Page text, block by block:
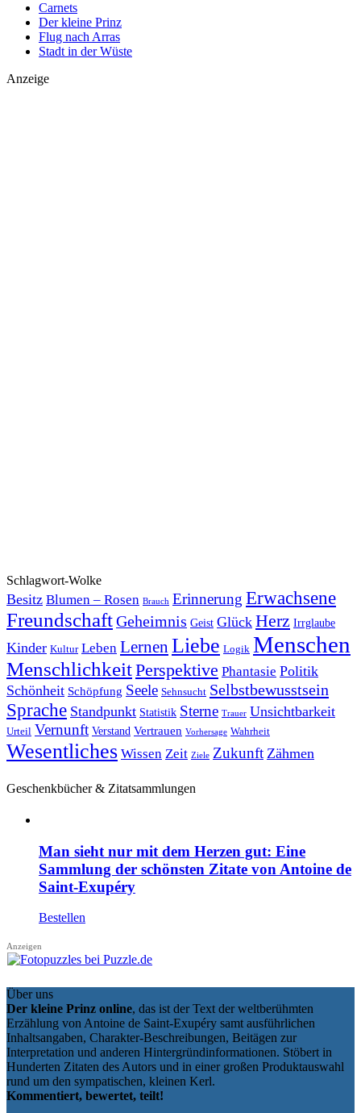
Carnets
Der kleine Prinz
Flug nach Arras
Stadt in der Wüste
Anzeige
Schlagwort-Wolke
Besitz Blumen – Rosen Brauch Erinnerung Erwachsene
FreundschaftGeheimnis Geist Glück Herz Irrglaube
Kinder Kultur Leben Lernen Liebe Logik Menschen
MenschlichkeitPerspektive Phantasie Politik
Schönheit Schöpfung Seele Sehnsucht Selbstbewusstsein
Sprache Standpunkt Statistik Sterne Trauer Unsichtbarkeit
Urteil Vernunft Verstand Vertrauen Vorhersage Wahrheit
Wesentliches Wissen Zeit Ziele Zukunft Zähmen
Geschenkbücher & Zitatsammlungen
Man sieht nur mit dem Herzen gut: Eine
Sammlung der schönsten Zitate von Antoine de
Saint-Exupéry
Bestellen
Anzeigen
Über uns
Der kleine Prinz online, das ist der Text der weltberühmten
Erzählung von Antoine de Saint-Exupéry samt ausführlichen
Inhaltsangaben, Charakter-Beschreibungen, Beitägen zur
Interpretation und anderen Hintergründinformationen. Stöbert in
Hunderten Zitaten des Autors und in einer großen Produktauswahl
rund um den sympatischen, kleinen Kerl.
Kommentiert, bewertet, teilt!